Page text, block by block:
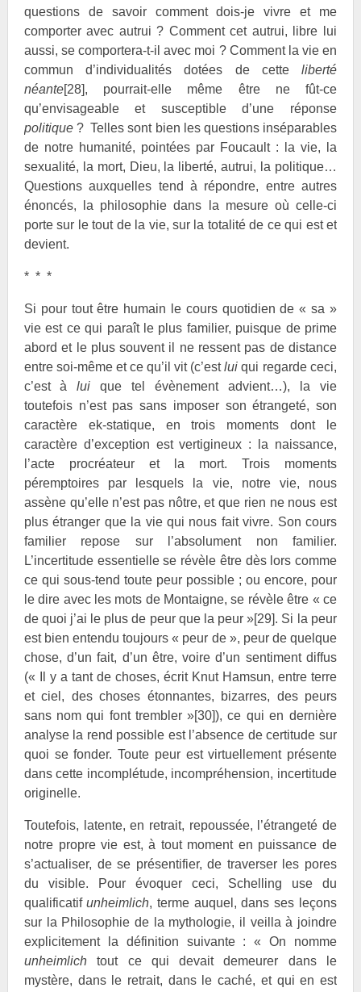
questions de savoir comment dois-je vivre et me
comporter avec autrui ? Comment cet autrui, libre lui
aussi, se comportera-t-il avec moi ? Comment la vie en
commun d’individualités dotées de cette liberté
néante[28], pourrait-elle même être ne fût-ce
qu’envisageable et susceptible d’une réponse
politique? Telles sont bien les questions inséparables
de notre humanité, pointées par Foucault : la vie, la
sexualité, la mort, Dieu, la liberté, autrui, la politique…
Questions auxquelles tend à répondre, entre autres
énoncés, la philosophie dans la mesure où celle-ci
porte sur le tout de la vie, sur la totalité de ce qui est et
devient.
* * *
Si pour tout être humain le cours quotidien de « sa »
vie est ce qui paraît le plus familier, puisque de prime
abord et le plus souvent il ne ressent pas de distance
entre soi-même et ce qu’il vit (c’estluiqui regarde ceci,
c’est à luique tel évènement advient…), la vie
toutefois n’est pas sans imposer son étrangeté, son
caractère ek-statique, en trois moments dont le
caractère d’exception est vertigineux : la naissance,
l’acte procréateur et la mort. Trois moments
péremptoires par lesquels la vie, notre vie, nous
assène qu’elle n’est pas nôtre, et que rien ne nous est
plus étranger que la vie qui nous fait vivre. Son cours
familier repose sur l’absolument non familier.
L’incertitude essentielle se révèle être dès lors comme
ce qui sous-tend toute peur possible ; ou encore, pour
le dire avec les mots de Montaigne, se révèle être « ce
de quoi j’ai le plus de peur que la peur »[29]. Si la peur
est bien entendu toujours « peur de », peur de quelque
chose, d’un fait, d’un être, voire d’un sentiment diffus
(« Il y a tant de choses, écrit Knut Hamsun, entre terre
et ciel, des choses étonnantes, bizarres, des peurs
sans nom qui font trembler »[30]), ce qui en dernière
analyse la rend possible est l’absence de certitude sur
quoi se fonder. Toute peur est virtuellement présente
dans cette incomplétude, incompréhension, incertitude
originelle.
Toutefois, latente, en retrait, repoussée, l’étrangeté de
notre propre vie est, à tout moment en puissance de
s’actualiser, de se présentifier, de traverser les pores
du visible. Pour évoquer ceci, Schelling use du
qualificatif unheimlich, terme auquel, dans ses leçons
sur la Philosophie de la mythologie, il veilla à joindre
explicitement la définition suivante : « On nomme
unheimlichtout ce qui devait demeurer dans le
mystère, dans le retrait, dans le caché, et qui en est